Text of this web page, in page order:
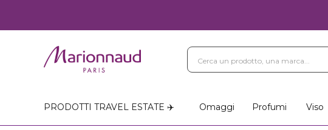
PRODOTTI TRAVEL ESTATE ✈️ Omaggi Profumi Viso